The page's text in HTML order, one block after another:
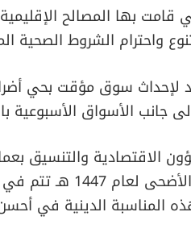
قامت بها المصالح
واحترام الشروط الصحية
لإحداث سوق مؤقت بحي
جانب الأسواق الأسبوعية
والتنسيق
حمداوي، أن
المناسبة الدينية في